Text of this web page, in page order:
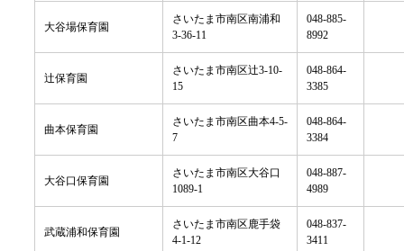
大谷場保育園
さいたま市南区南浦和
3-36-11
048-885-
8992
辻保育園
さいたま市南区辻3-10-
15
048-864-
3385
曲本保育園
さいたま市南区曲本4-5-
7
048-864-
3384
大谷口保育園
さいたま市南区大谷口
1089-1
048-887-
4989
武蔵浦和保育園
さいたま市南区鹿手袋
4-1-12
048-837-
3411